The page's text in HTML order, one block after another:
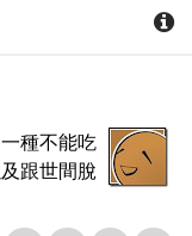
種不能吃
跟世間脫